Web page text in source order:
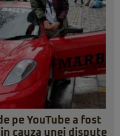
pe YouTube a fost
cauza unei dispute